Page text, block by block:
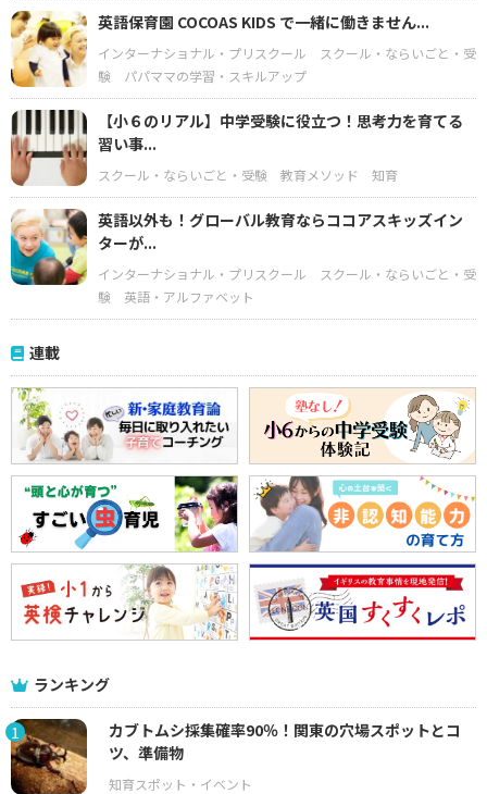
英語保育園 COCOAS KIDS で一緒に働きません...
インターナショナル・プリスクール
スクール・ならいごと・受
験
パパママの学習・スキルアップ
【小６のリアル】中学受験に役立つ！思考力を育てる
習い事...
スクール・ならいごと・受験 教育メソッド 知育
英語以外も！グローバル教育ならココアスキッズイン
ターが...
インターナショナル・プリスクール
スクール・ならいごと・受
験
英語・アルファベット
連載
ランキング
1
カブトムシ採集確率90％！関東の穴場スポットとコ
ツ、準備物